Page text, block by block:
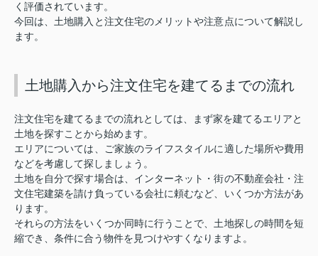
く評価されています。
今回は、土地購入と注文住宅のメリットや注意点について解説し
ます。
土地購入から注文住宅を建てるまでの流れ
注文住宅を建てるまでの流れとしては、まず家を建てるエリアと
土地を探すことから始めます。
エリアについては、ご家族のライフスタイルに適した場所や費用
などを考慮して探しましょう。
土地を自分で探す場合は、インターネット・街の不動産会社・注
文住宅建築を請け負っている会社に頼むなど、いくつか方法があ
ります。
それらの方法をいくつか同時に行うことで、土地探しの時間を短
縮でき、条件に合う物件を見つけやすくなりますよ。